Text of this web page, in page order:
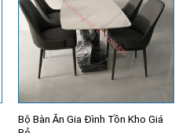
Bộ Bàn Ăn Gia Đình Tồn Kho Giá